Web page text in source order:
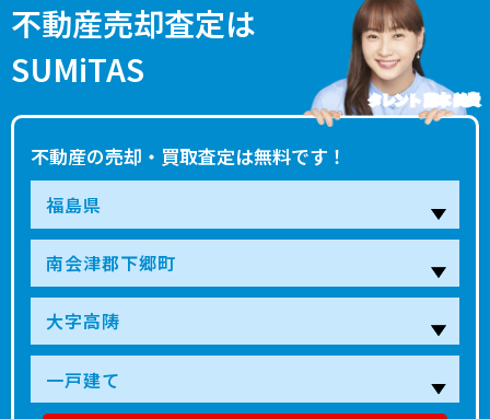
不動産売却査定は
SUMiTAS
不動産の売却・買取査定は無料です！
タレント 藤本 美貴